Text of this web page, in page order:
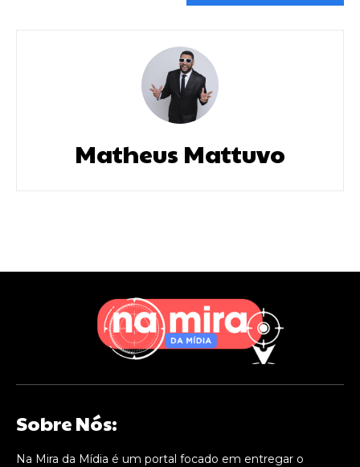
Matheus Mattuvo
Sobre Nós:
Na Mira da Mídia é um portal focado em entregar o